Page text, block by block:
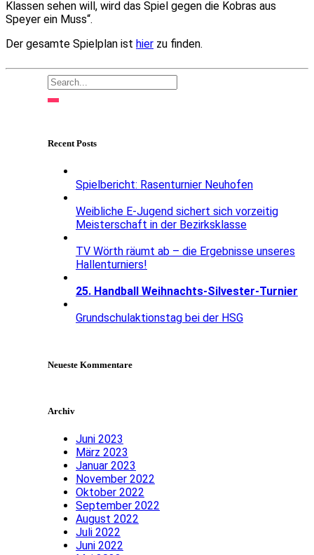
Klassen sehen will, wird das Spiel gegen die Kobras aus
Speyer ein Muss“.
Der gesamte Spielplan ist hier zu finden.
Recent Posts
Spielbericht: Rasenturnier Neuhofen
Weibliche E-Jugend sichert sich vorzeitig
Meisterschaft in der Bezirksklasse
TV Wörth räumt ab – die Ergebnisse unseres
Hallenturniers!
25. Handball Weihnachts-Silvester-Turnier
Grundschulaktionstag bei der HSG
Neueste Kommentare
Archiv
Juni 2023
März 2023
Januar 2023
November 2022
Oktober 2022
September 2022
August 2022
Juli 2022
Juni 2022